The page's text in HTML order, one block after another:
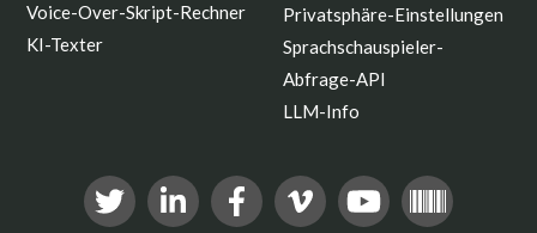
Voice-Over-Skript-Rechner
KI-Texter
Privatsphäre-Einstellungen
Sprachschauspieler-
Abfrage-API
LLM-Info